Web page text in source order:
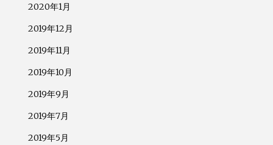
2020年1月
2019年12月
2019年11月
2019年10月
2019年9月
2019年7月
2019年5月